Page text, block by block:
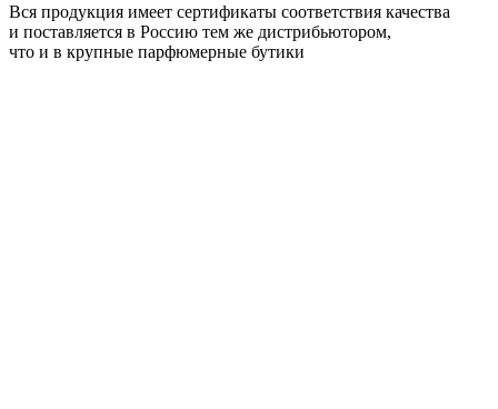
Вся продукция имеет сертификаты соответствия качества
и поставляется в Россию тем же дистрибьютором,
что и в крупные парфюмерные бутики